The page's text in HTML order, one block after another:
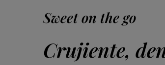
Sweet on the go
Crujiente,